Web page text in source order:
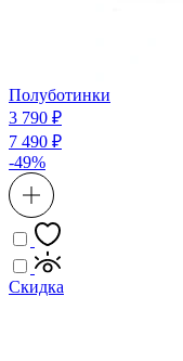
Полуботинки
3 790 ₽
7 490 ₽
-49%
Скидка